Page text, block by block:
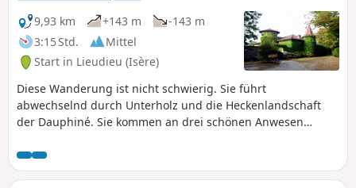
9,93 km
+143 m
-143 m
3:15 Std.
Mittel
Start in Lieudieu (Isère)
Diese Wanderung ist nicht schwierig. Sie führt
abwechselnd durch Unterholz und die Heckenlandschaft
der Dauphiné. Sie kommen an drei schönen Anwesen
Bonnevaux und dem Schloss Avril (oder d'Arzay) sowie
einigen Teichen.